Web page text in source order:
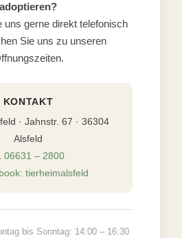
adoptieren?
uns gerne direkt telefonisch
Sie uns zu unseren
KONTAKT
· Jahnstr. 67 · 36304
Alsfeld
06631 – 2800
tierheimalsfeld
bis Sonntag: 14:00 – 16:30